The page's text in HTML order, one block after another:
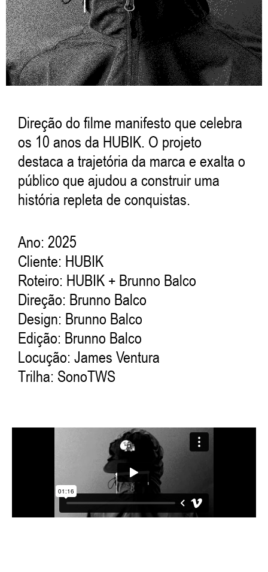
Direção do filme manifesto que celebra
os 10 anos da HUBIK. O projeto
destaca a trajetória da marca e exalta o
público que ajudou a construir uma
história repleta de conquistas.
Ano: 2025
Cliente: HUBIK
Roteiro: HUBIK + Brunno Balco
Direção: Brunno Balco
Design: Brunno Balco
Edição: Brunno Balco
Locução: James Ventura
Trilha: SonoTWS